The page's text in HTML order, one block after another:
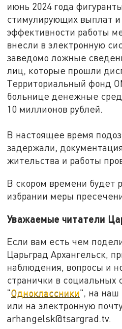
июнь 2024 года
стимулирующих выплат
эффективности работы
внесли в электронную
заведомо ложные
лиц, которые прошли
Территориальный фонд
больнице денежные
10 миллионов рублей.
В настоящее время
задержали,
жительства и работы
В скором времени будет
избрании меры
Уважаемые читатели
Если вам есть чем
Царьград Архангельск,
наблюдения, вопросы и
странички в социальных
"Одноклассники", на наш
или на электронную
arhangelsk@tsargrad.tv.